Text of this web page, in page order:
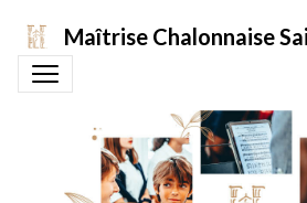
Maîtrise Chalonnaise